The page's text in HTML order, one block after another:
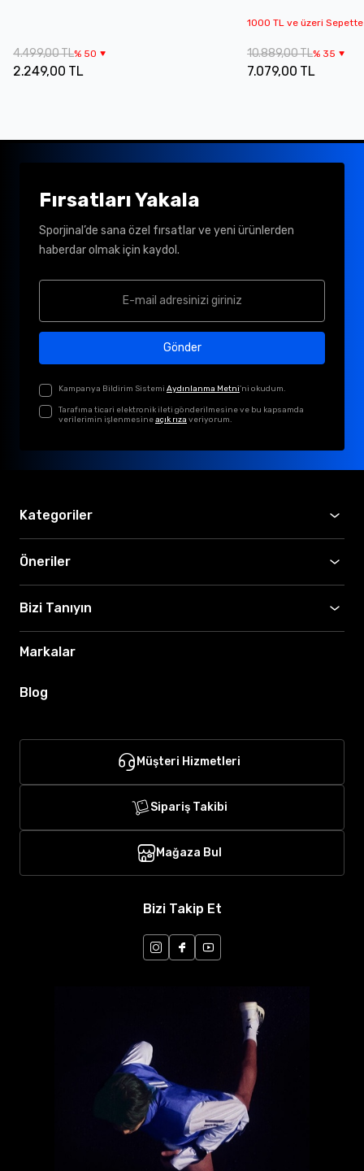
4.499,00 TL% 50
2.249,00 TL
1000 TL ve üzeri
10.889,00 TL% 35
7.079,00 TL
Fırsatları Yakala
Sporjinal’de sana özel fırsatlar ve yeni ürünlerden
haberdar olmak için kaydol.
Gönder
Kampanya Bildirim Sistemi Aydınlanma Metni'ni okudum.
Tarafıma ticari elektronik ileti gönderilmesine ve bu kapsamda
verilerimin işlenmesineaçık rıza veriyorum.
Kategoriler
Öneriler
Bizi Tanıyın
Markalar
Blog
Müşteri Hizmetleri
Sipariş Takibi
Mağaza Bul
Bizi Takip Et